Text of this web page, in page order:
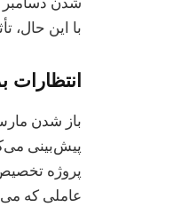
با این حال،
انتظارات
پیش‌بینی می‌کنند که
عاملی که